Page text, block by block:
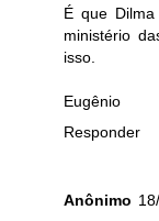
É que
ministério
isso.
Eugênio
Responder
Anônimo